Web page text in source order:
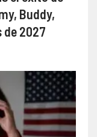
Buddy,
2027